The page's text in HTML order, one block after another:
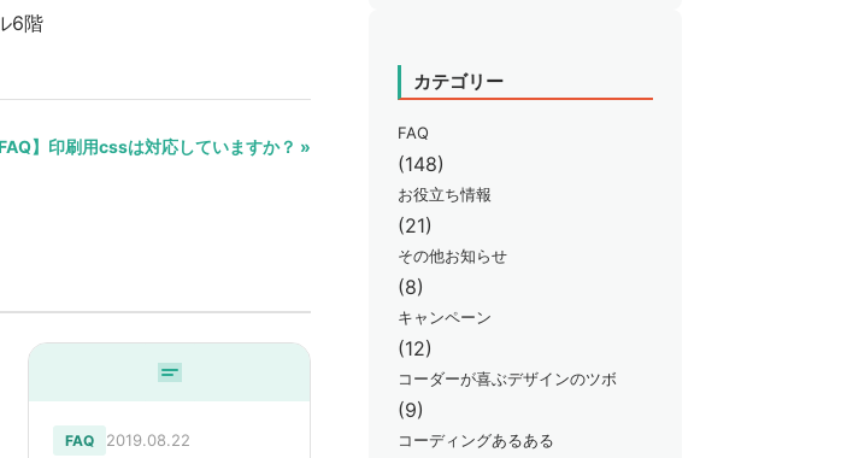
6階
FAQ】印刷用cssは対応していますか？ »
FAQ 2019.08.22
カテゴリー
FAQ
(148)
お役立ち情報
(21)
その他お知らせ
(8)
キャンペーン
(12)
コーダーが喜ぶデザインのツボ
(9)
コーディングあるある